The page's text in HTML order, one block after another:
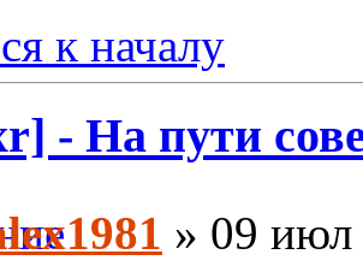
к началу
- На пути
» 09 июл